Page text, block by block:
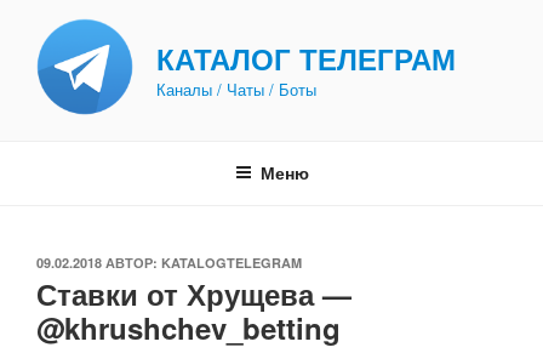
содержимому
КАТАЛОГ ТЕЛЕГРАМ
Каналы / Чаты / Боты
Меню
ОПУБЛИКОВАНО
09.02.2018 АВТОР: KATALOGTELEGRAM
Ставки от Хрущева —
@khrushchev_betting